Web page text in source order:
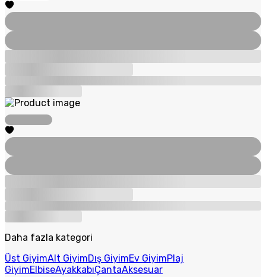
Daha fazla kategori
Üst GiyimAlt GiyimDış GiyimEv GiyimPlaj
GiyimElbiseAyakkabıÇantaAksesuar